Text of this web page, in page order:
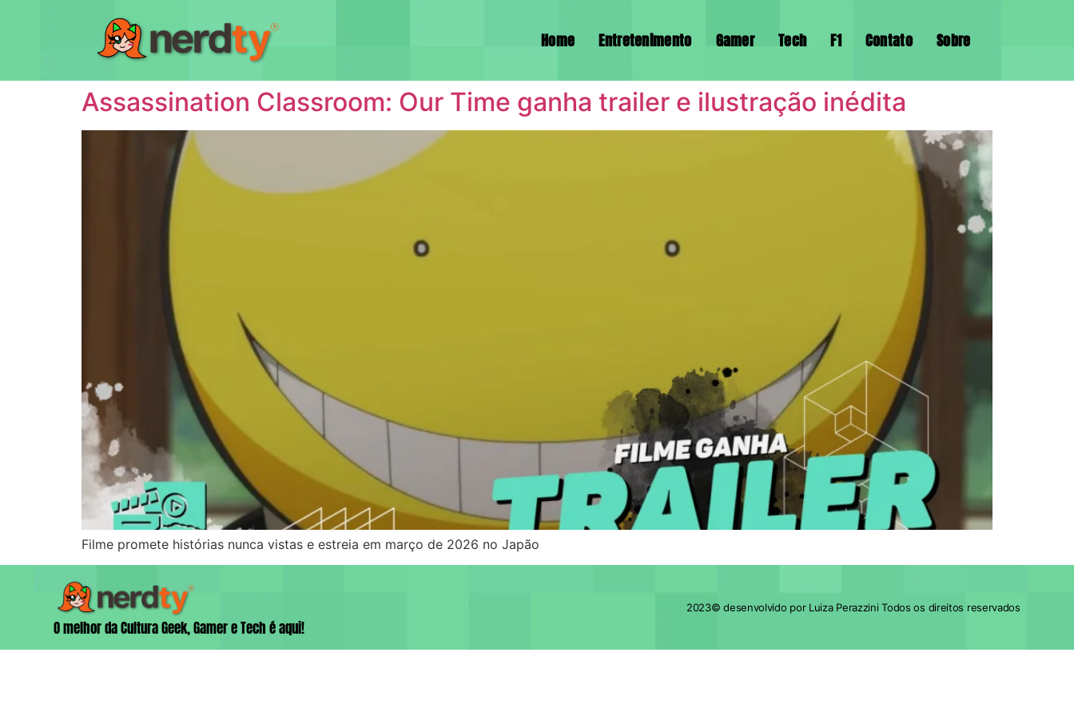
Home Entretenimento Gamer Tech F1 Contato Sobre
Assassination Classroom: Our Time ganha trailer e ilustração inédita
Filme promete histórias nunca vistas e estreia em março de 2026 no Japão
O melhor da Cultura Geek, Gamer e Tech é aqui!
2023© desenvolvido por Luiza Perazzini Todos os direitos reservados